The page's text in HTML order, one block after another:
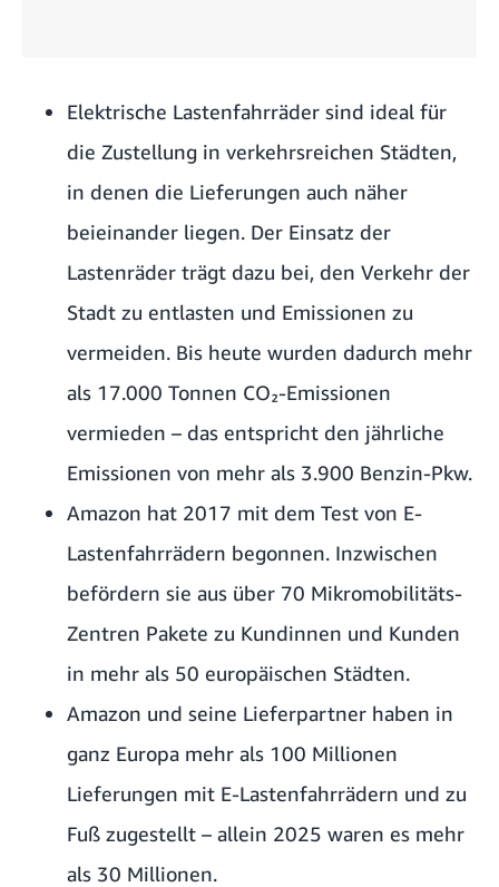
Elektrische Lastenfahrräder sind ideal für
die Zustellung in verkehrsreichen Städten,
in denen die Lieferungen auch näher
beieinander liegen. Der Einsatz der
Lastenräder trägt dazu bei, den Verkehr der
Stadt zu entlasten und Emissionen zu
vermeiden. Bis heute wurden dadurch mehr
als 17.000 Tonnen CO₂-Emissionen
vermieden – das entspricht den jährliche
Emissionen von mehr als 3.900 Benzin-Pkw.
Amazon hat 2017 mit dem Test von E-
Lastenfahrrädern begonnen. Inzwischen
befördern sie aus über 70 Mikromobilitäts-
Zentren Pakete zu Kundinnen und Kunden
in mehr als 50 europäischen Städten.
Amazon und seine Lieferpartner haben in
ganz Europa mehr als 100 Millionen
Lieferungen mit E-Lastenfahrrädern und zu
Fuß zugestellt – allein 2025 waren es mehr
als 30 Millionen.